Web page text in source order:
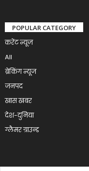
POPULAR CATEGORY
करेंट न्यूज़
All
ब्रेकिंग न्यूज
जनपद
खास खबर
देश-दुनिया
ग्लैमर ग्राउन्ड